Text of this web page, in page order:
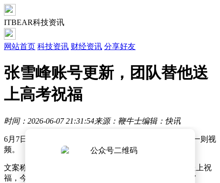
ITBEAR科技资讯
网站首页 科技资讯 财经资讯 分享好友
张雪峰账号更新，团队替他送
上高考祝福
时间：2026-06-07 21:31:54来源：鞭牛士编辑：快讯
6月7日消息，鞭牛士发现，张雪峰抖音、微博账号更新一则视
频。
文案称：“2026年高考到了，老张每年都会如约给大家送上祝
福，今年张雪峰团队替老张来送祝福，我们永不缺席。”